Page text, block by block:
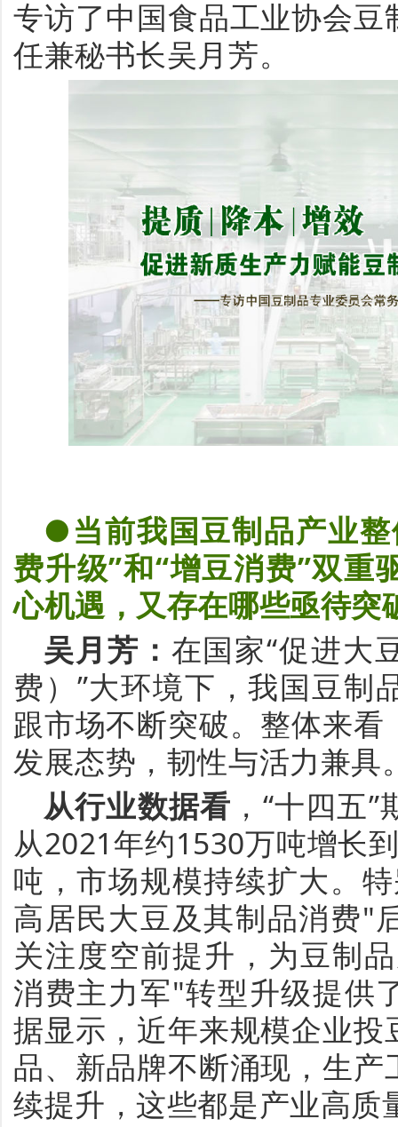
专访了中国食品工业协会
任兼秘书长吴月芳。
●当前我国豆制品产业
费升级”和“增豆消费”双重
心机遇，又存在哪些亟待突
吴月芳 ： 在国家“促进大
费） ”大环境下，我国豆制
跟市场不断突破。整体来看
发展态势，韧性与活力兼具
从行业数据看 ， “十四五”
从2021年约1530万吨增长
吨，市场规模持续扩大。
高居民大豆及其制品消费"
关注度空前提升，为豆制
消费主力军"转型升级提供
据显示，近年来规模企业投
品、新品牌不断涌现，生
续提升，这些都是产业高质